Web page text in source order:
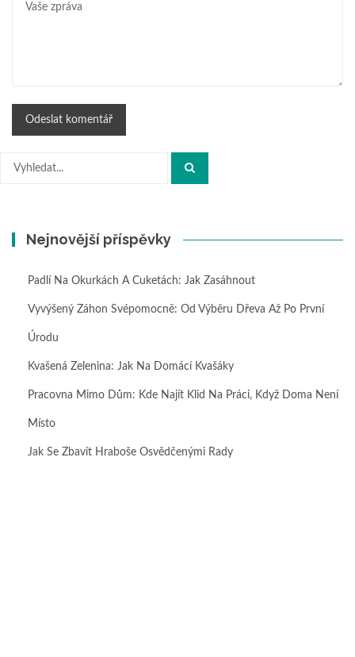
Hledat:
Nejnovější příspěvky
Padlí Na Okurkách A Cuketách: Jak Zasáhnout
Vyvýšený Záhon Svépomocně: Od Výběru Dřeva Až Po První
Úrodu
Kvašená Zelenina: Jak Na Domácí Kvašáky
Pracovna Mimo Dům: Kde Najít Klid Na Práci, Když Doma Není
Místo
Jak Se Zbavit Hraboše Osvědčenými Rady